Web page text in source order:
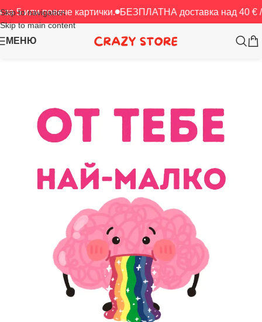
Skip to navigation
Skip to main content
картички. БЕЗПЛАТНА доставка над 40 € / 78.23
МЕНЮ